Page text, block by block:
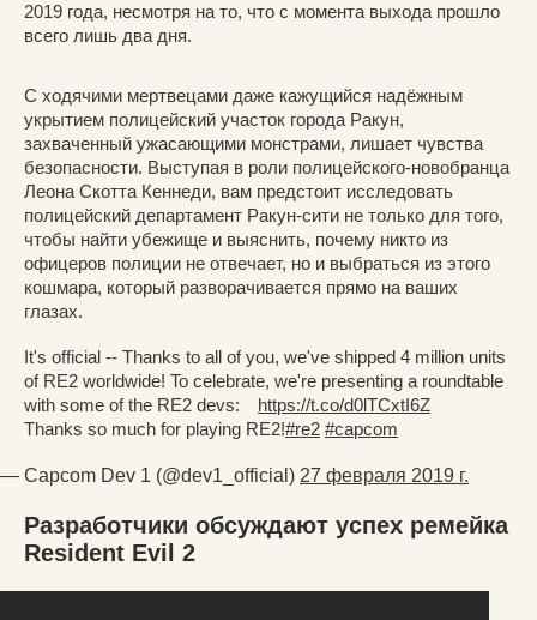
2019 года, несмотря на то, что с момента выхода прошло
всего лишь два дня.
С ходячими мертвецами даже кажущийся надёжным
укрытием полицейский участок города Ракун,
захваченный ужасающими монстрами, лишает чувства
безопасности. Выступая в роли полицейского-новобранца
Леона Скотта Кеннеди, вам предстоит исследовать
полицейский департамент Ракун-сити не только для того,
чтобы найти убежище и выяснить, почему никто из
офицеров полиции не отвечает, но и выбраться из этого
кошмара, который разворачивается прямо на ваших
глазах.
It's official -- Thanks to all of you, we've shipped 4 million units
of RE2 worldwide! To celebrate, we're presenting a roundtable
with some of the RE2 devs: https://t.co/d0lTCxtI6Z
Thanks so much for playing RE2!#re2 #capcom
— Capcom Dev 1 (@dev1_official) 27 февраля 2019 г.
Разработчики обсуждают успех ремейка
Resident Evil 2